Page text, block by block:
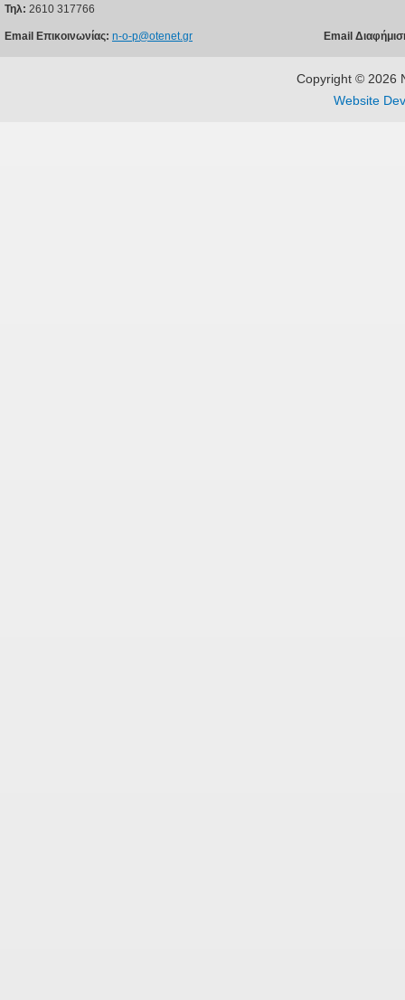
Τηλ: 2610 317766
Email Επικοινωνίας: n-o-p@otenet.gr Email
Copyright © 2026
Website